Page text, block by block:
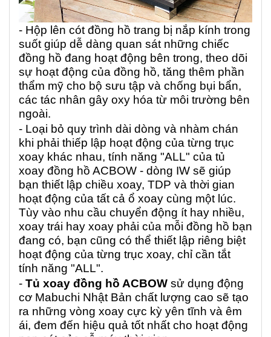
- Hộp lên cót đồng hồ trang bị nắp kính trong
suốt giúp dễ dàng quan sát những chiếc
đồng hồ đang hoạt động bên trong, theo dõi
sự hoạt động của đồng hồ, tăng thêm phần
thẩm mỹ cho bộ sưu tập và chống bụi bẩn,
các tác nhân gây oxy hóa từ môi trường bên
ngoài.
- Loại bỏ quy trình dài dòng và nhàm chán
khi phải thiếp lập hoạt động của từng trục
xoay khác nhau, tính năng "ALL" của tủ
xoay đồng hồ ACBOW - dòng IW sẽ giúp
bạn thiết lập chiều xoay, TDP và thời gian
hoạt động của tất cả ổ xoay cùng một lúc.
Tùy vào nhu cầu chuyển động ít hay nhiều,
xoay trái hay xoay phải của mỗi đồng hồ bạn
đang có, bạn cũng có thể thiết lập riêng biệt
hoạt động của từng trục xoay, chỉ cần tắt
tính năng "ALL".
- Tủ xoay đồng hồ ACBOW sử dụng động
cơ Mabuchi Nhật Bản chất lượng cao sẽ tạo
ra những vòng xoay cực kỳ yên tĩnh và êm
ái, đem đến hiệu quả tốt nhất cho hoạt động